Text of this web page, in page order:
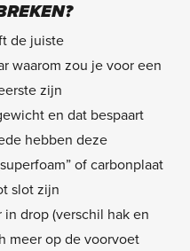
de juiste
waarom zou je voor een
zijn
en dat bespaart
hebben deze
of carbonplaat
slot zijn
drop (verschil hak en
meer op de voorvoet